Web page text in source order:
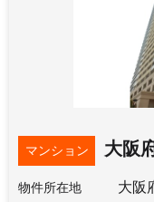
マンション 大阪
物件所在地 大阪